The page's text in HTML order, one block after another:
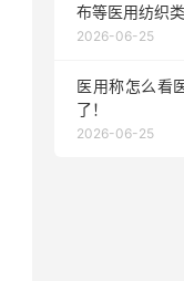
布等医用纺织
2026-06-25
医用称怎么看
了！
2026-06-25